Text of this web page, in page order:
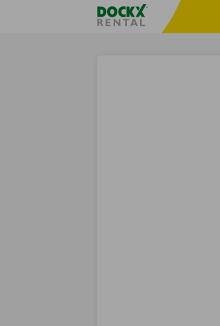
Taalselectie overslaanFratello DEMO